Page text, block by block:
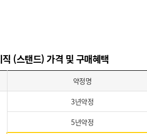
(스탠드) 가격 및 구매혜택
약정명
3년약정
5년약정